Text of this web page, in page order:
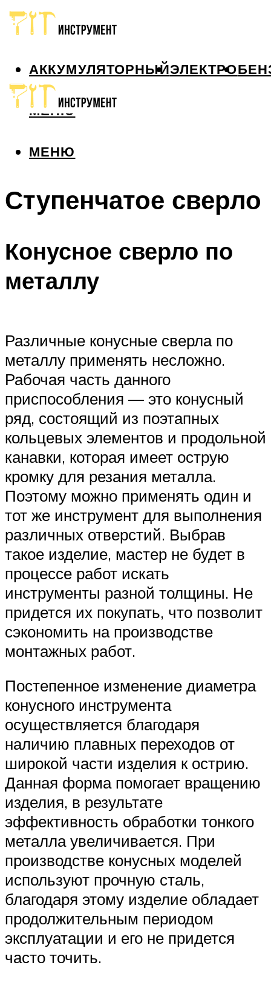
АККУМУЛЯТОРНЫЙЭЛЕКТРО
МЕНЮ
МЕНЮ
Ступенчатое сверло
Конусное сверло по
металлу
Различные конусные сверла по
металлу применять несложно.
Рабочая часть данного
приспособления — это конусный
ряд, состоящий из поэтапных
кольцевых элементов и продольной
канавки, которая имеет острую
кромку для резания металла.
Поэтому можно применять один и
тот же инструмент для выполнения
различных отверстий. Выбрав
такое изделие, мастер не будет в
процессе работ искать
инструменты разной толщины. Не
придется их покупать, что позволит
сэкономить на производстве
монтажных работ.
Постепенное изменение диаметра
конусного инструмента
осуществляется благодаря
наличию плавных переходов от
широкой части изделия к острию.
Данная форма помогает вращению
изделия, в результате
эффективность обработки тонкого
металла увеличивается. При
производстве конусных моделей
используют прочную сталь,
благодаря этому изделие обладает
продолжительным периодом
эксплуатации и его не придется
часто точить.